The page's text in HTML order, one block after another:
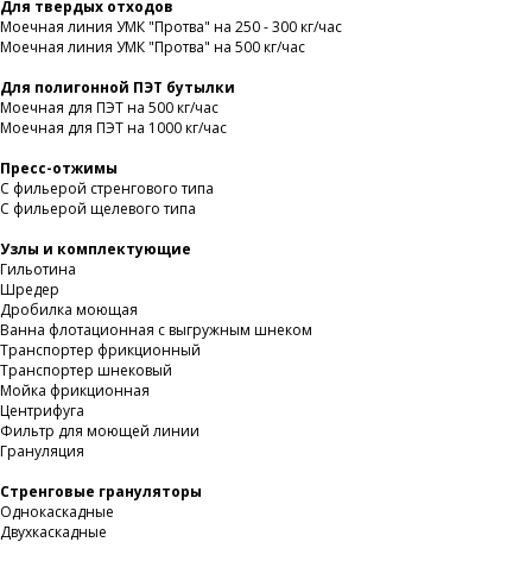
Для твердых отходов
Моечная линия УМК "Протва" на 250 - 300 кг/час
Моечная линия УМК "Протва" на 500 кг/час
Для полигонной ПЭТ бутылки
Моечная для ПЭТ на 500 кг/час
Моечная для ПЭТ на 1000 кг/час
Пресс-отжимы
С фильерой стренгового типа
С фильерой щелевого типа
Узлы и комплектующие
Гильотина
Шредер
Дробилка моющая
Ванна флотационная с выгружным шнеком
Транспортер фрикционный
Транспортер шнековый
Мойка фрикционная
Центрифуга
Фильтр для моющей линии
Грануляция
Стренговые грануляторы
Однокаскадные
Двухкаскадные